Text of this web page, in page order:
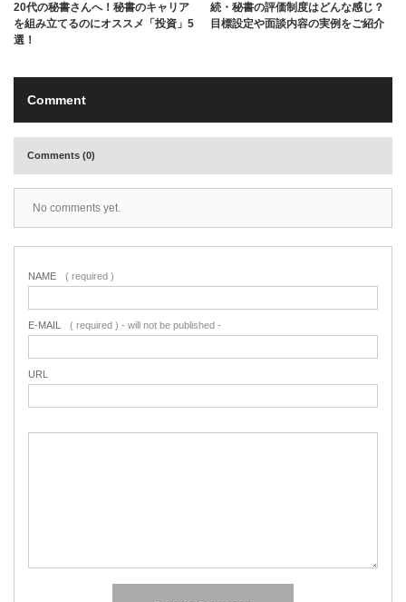
20代の秘書さんへ！秘書のキャリア
を組み立てるのにオススメ「投資」5
選！
続・秘書の評価制度はどんな感じ？
目標設定や面談内容の実例をご紹介
Comment
Comments (0)
No comments yet.
NAME ( required )
E-MAIL ( required ) - will not be published -
URL